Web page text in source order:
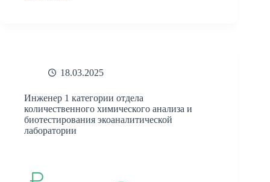
18.03.2025
Инженер 1 категории отдела
количественного химического анализа и
биотестирования экоаналитической
лаборатории